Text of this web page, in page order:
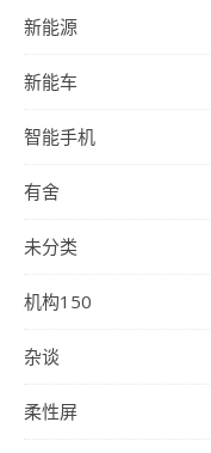
新能源
新能车
智能手机
有舍
未分类
机构150
杂谈
柔性屏